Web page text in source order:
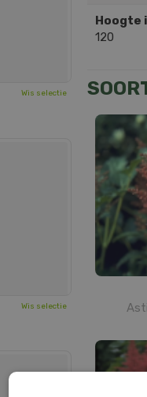
Hoogte
120
Wis selectie
Wis selectie